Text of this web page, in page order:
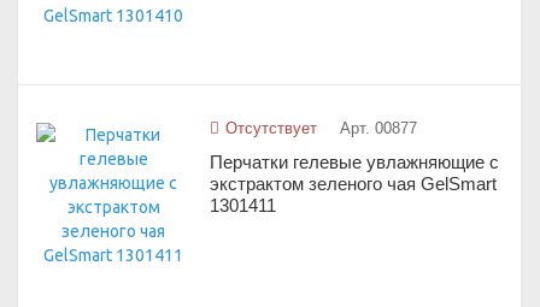
Отсутствует Арт. 00877
Перчатки гелевые увлажняющие с
экстрактом зеленого чая GelSmart
1301411